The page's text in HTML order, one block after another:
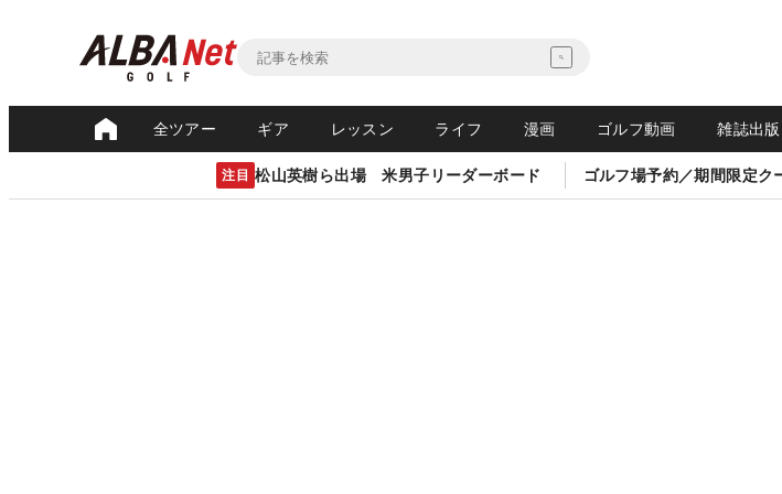
全ツアー ギア レッスン ライフ 漫画 ゴルフ動画 雑誌出版
注目 松山英樹ら出場 米男子リーダーボード ゴルフ場予約／期間限定ク